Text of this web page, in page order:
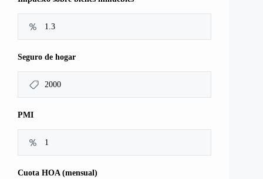
Seguro de hogar
PMI
Cuota HOA (mensual)